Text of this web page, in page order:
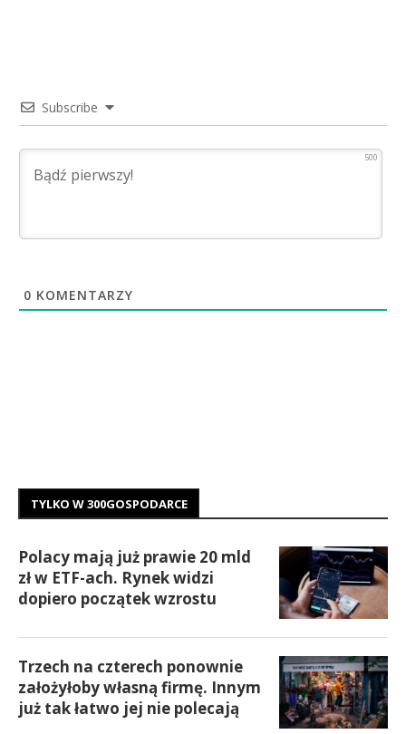
Subscribe
500
0 KOMENTARZY
TYLKO W 300GOSPODARCE
Polacy mają już prawie 20 mld
zł w ETF-ach. Rynek widzi
dopiero początek wzrostu
Trzech na czterech ponownie
założyłoby własną firmę. Innym
już tak łatwo jej nie polecają